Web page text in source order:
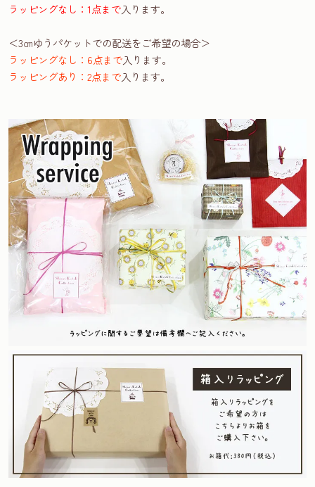
ラッピングなし：1点まで入ります。
＜3㎝ゆうパケットでの配送をご希望の場合＞
ラッピングなし：6点まで入ります。
ラッピングあり：2点まで入ります。